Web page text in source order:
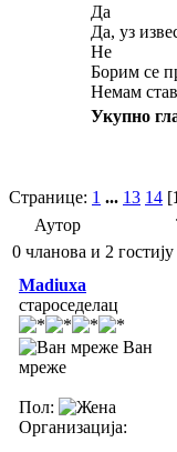
Да
Да, уз
Не
Борим се
Немам став
Укупно
Странице: 1 ... 13 14 [
Аутор
0 чланова и 2 гостију
Madiuxa
староседелац
Ван
мреже
Пол:
Организација: